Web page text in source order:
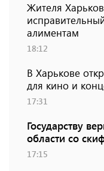
Жителя
алиментам
18:12
В Харькове
для кино и
17:31
Государству
области со
17:15